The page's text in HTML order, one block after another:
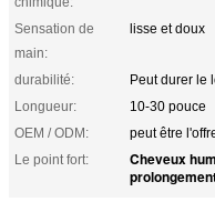
Sensation de
main:
lisse et doux
durabilité:
Peut durer le
Longueur:
10-30 pouce
OEM / ODM:
peut être
Le point fort:
Cheveux